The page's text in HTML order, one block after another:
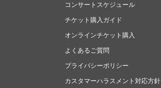
コンサートスケジュール
チケット購入ガイド
オンラインチケット購入
よくあるご質問
プライバシーポリシー
カスタマーハラスメント対応方針